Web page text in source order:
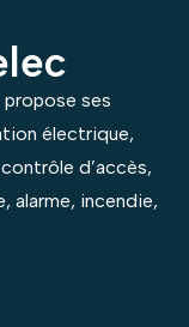
propose ses
électrique,
d’accès,
alarme, incendie,